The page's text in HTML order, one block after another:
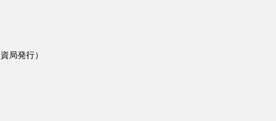
局発行）